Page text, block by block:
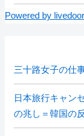
Powered by
三十路女子の仕
日本旅行キャン
の兆し＝韓国の